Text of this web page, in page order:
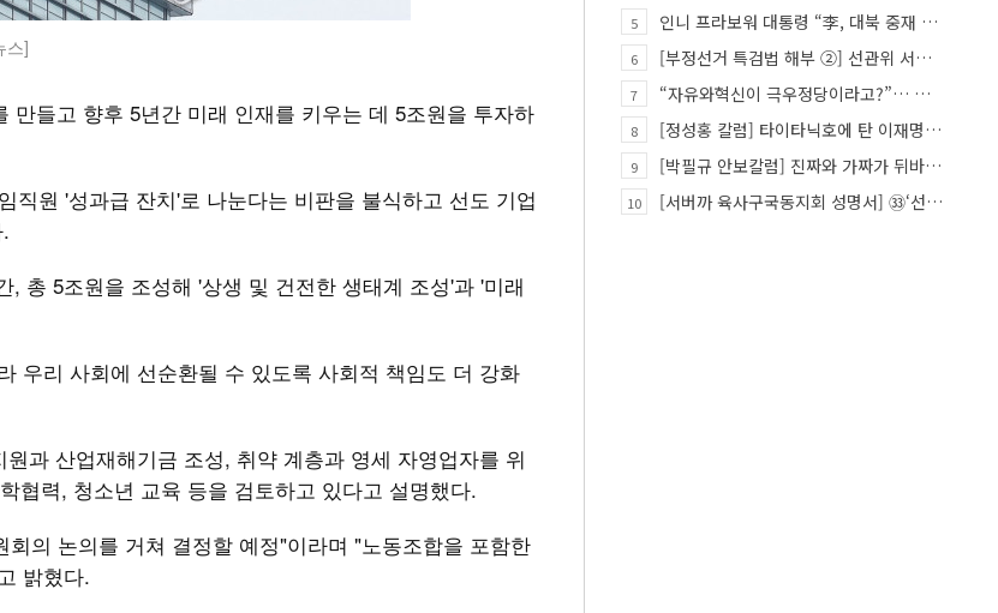
스]
들고 향후 5년간 미래 인재를 키우는 데 5조원을 투자하
원 '성과급 잔치'로 나눈다는 비판을 불식하고 선도 기업
총 5조원을 조성해 '상생 및 건전한 생태계 조성'과 '미래
우리 사회에 선순환될 수 있도록 사회적 책임도 더 강화
과 산업재해기금 조성, 취약 계층과 영세 자영업자를 위
협력, 청소년 교육 등을 검토하고 있다고 설명했다.
의 논의를 거쳐 결정할 예정"이라며 "노동조합을 포함한
밝혔다.
5 인니 프라보워 대통령 “李, 대북 중재 요청했다”
6 [부정선거 특검법 해부 ②] 선관위 서버·우정본부 기록까지…‘증거를 끌어오는 칼’
7 “자유와혁신이 극우정당이라고?”… 민경욱, 중앙일보 직격
8 [정성홍 칼럼] 타이타닉호에 탄 이재명 정권
9 [박필규 안보칼럼] 진짜와 가짜가 뒤바뀐 혼돈의 시대, 안보 파탄은 막아야
10 [서버까 육사구국동지회 성명서] ㉝‘선관위 특검’은 ‘부정선거 특검’으로 명명하고 박주현 변호사를 ‘특검…